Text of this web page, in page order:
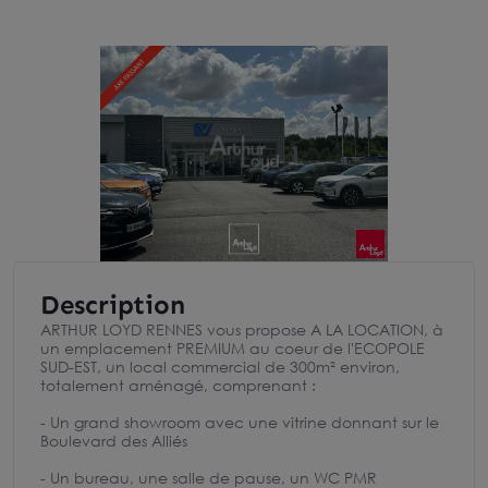
Description
ARTHUR LOYD RENNES vous propose A LA LOCATION, à
un emplacement PREMIUM au coeur de l'ECOPOLE
SUD-EST, un local commercial de 300m² environ,
totalement aménagé, comprenant :
- Un grand showroom avec une vitrine donnant sur le
Boulevard des Alliés
- Un bureau, une salle de pause, un WC PMR